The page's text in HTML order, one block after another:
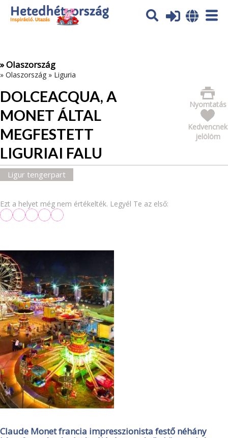
Az oldal sütiket (cookies) használ. További tájékoztatás itt:
Adatvédelmi tájékoztató
» Olaszország
» Olaszország » Liguria
DOLCEACQUA, A
MONET ÁLTAL
MEGFESTETT
LIGURIAI FALU
Nyomtatás
Kedvencnek
jelölöm
Ligur tengerpart
Ezt a helyet még nem értékelték. Legyél Te az első:
Claude Monet francia impresszionista festő néhány